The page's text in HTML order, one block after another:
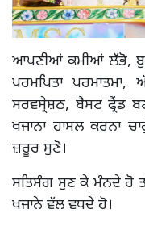
ਆਪਣੀਆਂ ਕਮੀਆਂ ਲੱਭੋ,
ਪਰਮਪਿਤਾ
ਸਰਵਸ੍ਰੇਸ਼ਠ, ਬੈਸਟ ਫ੍ਰੈਂਡ
ਖਜਾਨਾ ਹਾਸਲ ਕਰਨਾ
ਜ਼ਰੂਰ ਸੁਣੋ।
ਸਤਿਸੰਗ ਸੁਣ ਕੇ ਮੰਨਦੇ ਹੋ
ਖਜਾਨੇ ਵੱਲ ਵਧਦੇ ਹੋ।